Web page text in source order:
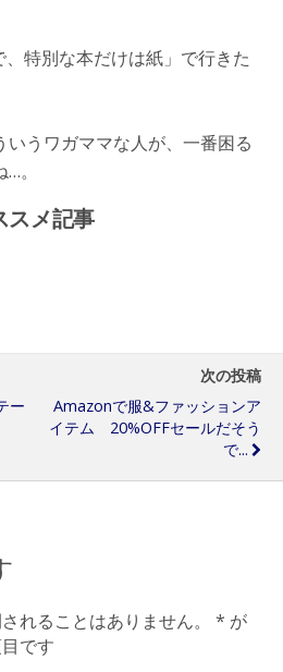
特別な本だけは紙」で行きた
うワガママな人が、一番困る
。
スメ記事
ー
次の投稿
Amazonで服&ファッションア
イテム 20%OFFセールだそう
で...
れることはありません。 * が
です